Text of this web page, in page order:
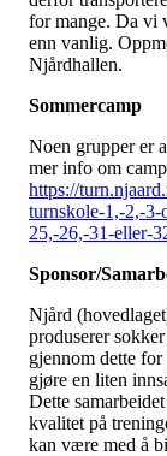
for mange. Da vi
enn vanlig.
Njårdhallen.
Sommercamp
Noen grupper er
mer info om
https://
turnskole-1,-2,-3-
25,-26,-31-eller-
Sponsor/
Njård
produserer
gjennom dette
gjøre en liten
Dette
kvalitet på
kan være med å